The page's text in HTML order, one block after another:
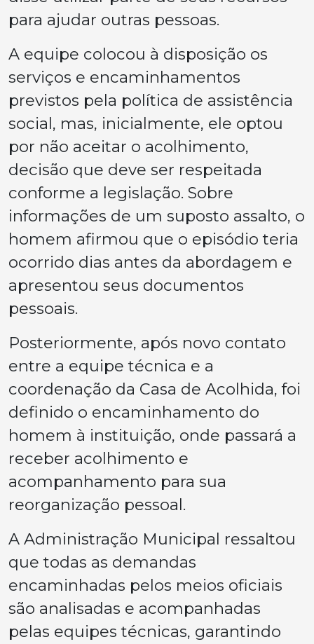
para ajudar outras pessoas.
A equipe colocou à disposição os
serviços e encaminhamentos
previstos pela política de assistência
social, mas, inicialmente, ele optou
por não aceitar o acolhimento,
decisão que deve ser respeitada
conforme a legislação. Sobre
informações de um suposto assalto, o
homem afirmou que o episódio teria
ocorrido dias antes da abordagem e
apresentou seus documentos
pessoais.
Posteriormente, após novo contato
entre a equipe técnica e a
coordenação da Casa de Acolhida, foi
definido o encaminhamento do
homem à instituição, onde passará a
receber acolhimento e
acompanhamento para sua
reorganização pessoal.
A Administração Municipal ressaltou
que todas as demandas
encaminhadas pelos meios oficiais
são analisadas e acompanhadas
pelas equipes técnicas, garantindo